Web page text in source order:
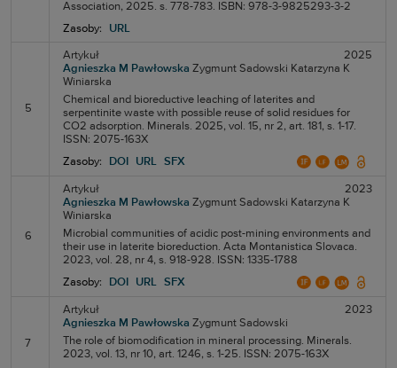
Association, 2025. s. 778-783. ISBN: 978-3-9825293-3-2
Zasoby:
URL
5
Artykuł
2025
Agnieszka M Pawłowska Zygmunt Sadowski Katarzyna K
Winiarska
Chemical and bioreductive leaching of laterites and
serpentinite waste with possible reuse of solid residues for
CO2 adsorption. Minerals. 2025, vol. 15, nr 2, art. 181, s. 1-17.
ISSN: 2075-163X
Zasoby:
DOI URL SFX
6
Artykuł
2023
Agnieszka M Pawłowska Zygmunt Sadowski Katarzyna K
Winiarska
Microbial communities of acidic post-mining environments and
their use in laterite bioreduction. Acta Montanistica Slovaca.
2023, vol. 28, nr 4, s. 918-928. ISSN: 1335-1788
Zasoby:
DOI URL SFX
7
Artykuł
2023
Agnieszka M Pawłowska Zygmunt Sadowski
The role of biomodification in mineral processing. Minerals.
2023, vol. 13, nr 10, art. 1246, s. 1-25. ISSN: 2075-163X